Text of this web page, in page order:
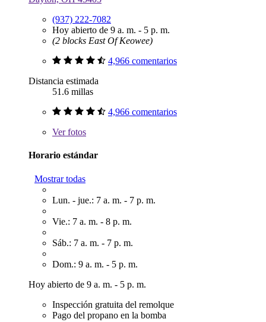
(937) 222-7082
Hoy abierto de 9 a. m. - 5 p. m.
(2 blocks East Of Keowee)
4,966 comentarios
Distancia estimada
51.6 millas
4,966 comentarios
Verfotos
Horario estándar
Mostrar todas
Lun. - jue.: 7 a. m. - 7 p. m.
Vie.: 7 a. m. - 8 p. m.
Sáb.: 7 a. m. - 7 p. m.
Dom.: 9 a. m. - 5 p. m.
Hoy abierto de 9 a. m. - 5 p. m.
Inspección gratuita del remolque
Pago del propano en la bomba